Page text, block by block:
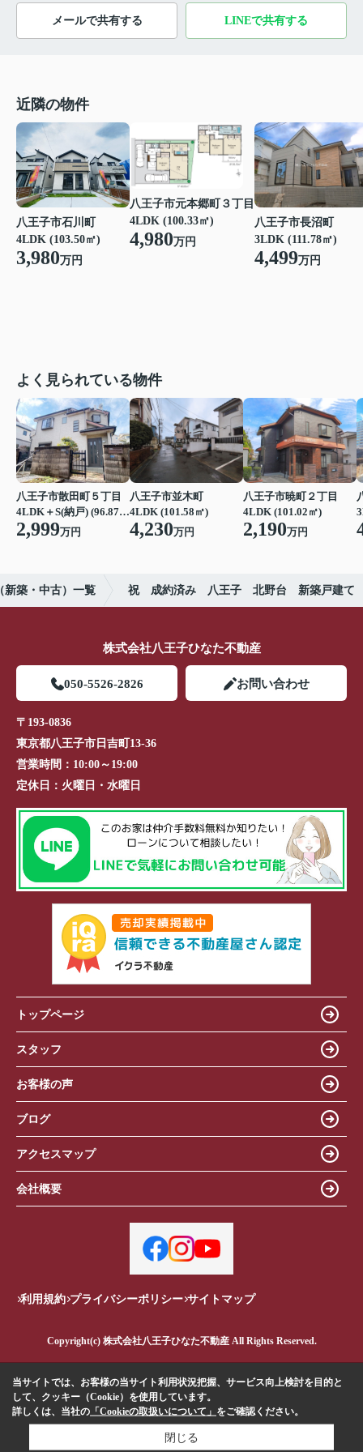
メールで共有する LINEで共有する
近隣の物件
八王子市石川町
4LDK (103.50㎡)
3,980万円
八王子市元本郷町３丁目
4LDK (100.33㎡)
4,980万円
八王子市長沼町
3LDK (111.78㎡)
4,499万円
よく見られている物件
八王子市散田町５丁目
4LDK＋S(納戸) (96.87㎡)
2,999万円
八王子市並木町
4LDK (101.58㎡)
4,230万円
八王子市暁町２丁目
4LDK (101.02㎡)
2,190万円
新築・中古）一覧 祝 成約済み 八王子 北野台 新築戸建て
株式会社八王子ひなた不動産
050-5526-2826 お問い合わせ
〒193-0836
東京都八王子市日吉町13-36
営業時間： 10:00～19:00
定休日： 火曜日・水曜日
トップページ
スタッフ
お客様の声
ブログ
アクセスマップ
会社概要
利用規約 プライバシーポリシー サイトマップ
Copyright(c) 株式会社八王子ひなた不動産 All Rights Reserved.
当サイトでは、お客様の当サイト利用状況把握、サービス向上検討を目的と
して、クッキー（Cookie）を使用しています。
詳しくは、当社の 「Cookieの取扱いについて」 をご確認ください。
閉じる